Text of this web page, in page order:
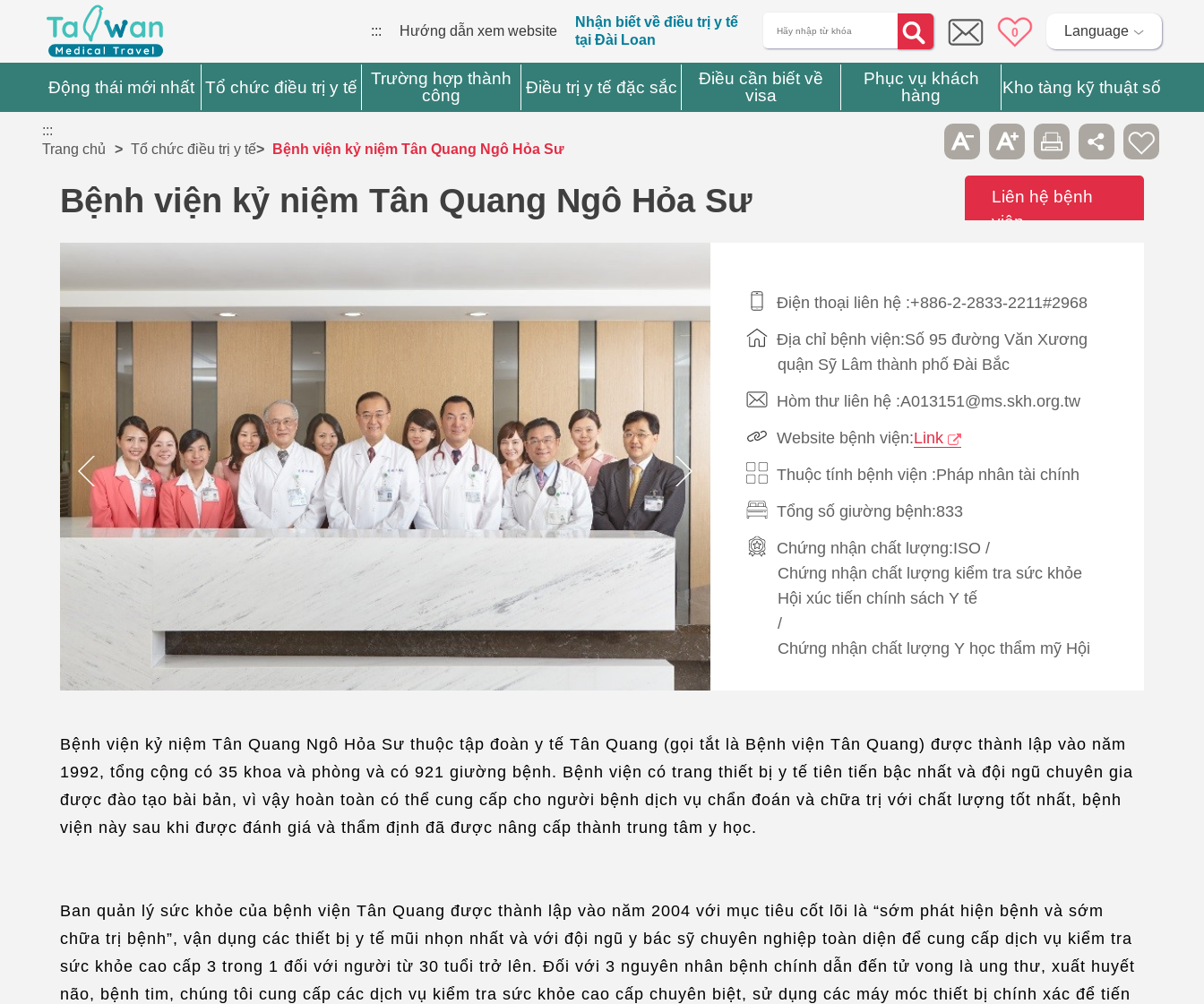
::: Hướng dẫn xem website
Nhận biết về điều trị y tế
tại Đài Loan
0 Language
Động thái mới nhất Tổ chức điều trị y tế
Trường hợp thành
công
Điều trị y tế đặc sắc
Điều cần biết về
visa
Phục vụ khách
hàng
Kho tàng kỹ thuật số
:::
Trang chủ
Tổ chức điều trị y tế Bệnh viện kỷ niệm Tân Quang Ngô Hỏa Sư
Bệnh viện kỷ niệm Tân Quang Ngô Hỏa Sư
Liên hệ bệnh
viện
Điện thoại liên hệ :+886-2-2833-2211#2968
Địa chỉ bệnh viện:Số 95 đường Văn Xương
quận Sỹ Lâm thành phố Đài Bắc
Hòm thư liên hệ :A013151@ms.skh.org.tw
Website bệnh viện:Link
Thuộc tính bệnh viện :Pháp nhân tài chính
Tổng số giường bệnh:833
Chứng nhận chất lượng:ISO /
Chứng nhận chất lượng kiểm tra sức khỏe
Hội xúc tiến chính sách Y tế
/
Chứng nhận chất lượng Y học thẩm mỹ Hội
Tiếng Indonesia
Tiếng Miến Điện
Tiếng Nhật
Tiếng Hàn
Phục vụ sinh hoạt：Làm giúp visa /
Bệnh viện kỷ niệm Tân Quang Ngô Hỏa Sư thuộc tập đoàn y tế Tân Quang (gọi tắt là Bệnh viện Tân Quang) được thành lập vào năm
1992, tổng cộng có 35 khoa và phòng và có 921 giường bệnh. Bệnh viện có trang thiết bị y tế tiên tiến bậc nhất và đội ngũ chuyên gia
được đào tạo bài bản, vì vậy hoàn toàn có thể cung cấp cho người bệnh dịch vụ chẩn đoán và chữa trị với chất lượng tốt nhất, bệnh
viện này sau khi được đánh giá và thẩm định đã được nâng cấp thành trung tâm y học.
Ban quản lý sức khỏe của bệnh viện Tân Quang được thành lập vào năm 2004 với mục tiêu cốt lõi là “sớm phát hiện bệnh và sớm
chữa trị bệnh”, vận dụng các thiết bị y tế mũi nhọn nhất và với đội ngũ y bác sỹ chuyên nghiệp toàn diện để cung cấp dịch vụ kiểm tra
sức khỏe cao cấp 3 trong 1 đối với người từ 30 tuổi trở lên. Đối với 3 nguyên nhân bệnh chính dẫn đến tử vong là ung thư, xuất huyết
não, bệnh tim, chúng tôi cung cấp các dịch vụ kiểm tra sức khỏe cao cấp chuyên biệt, sử dụng các máy móc thiết bị chính xác để tiến